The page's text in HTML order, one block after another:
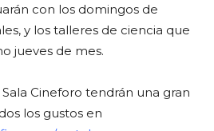
con los domingos de
y los talleres de ciencia que
jueves de mes.
Sala Cineforo tendrán una gran
los gustos en